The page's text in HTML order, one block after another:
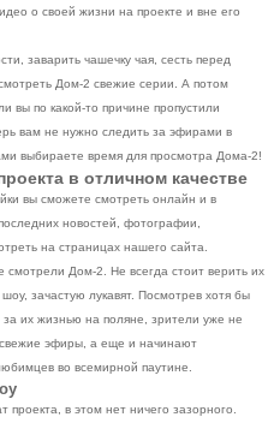
о своей жизни на проекте и вне его
заварить чашечку чая, сесть перед
Дом-2 свежие серии. А потом
вы по какой-то причине пропустили
вам не нужно следить за эфирами в
выбираете время для просмотра Дома-2!
в отличном качестве
вы сможете смотреть онлайн и в
новостей, фотографии,
на страницах нашего сайта.
Дом-2. Не всегда стоит верить их
зачастую лукавят. Посмотрев хотя бы
их жизнью на поляне, зрители уже не
свежие эфиры, а еще и начинают
во всемирной паутине.
в этом нет ничего зазорного.